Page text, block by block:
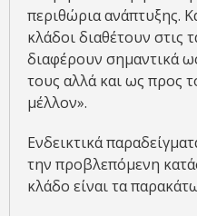
περιθώρια ανάπτυξης.
κλάδοι διαθέτουν στις
διαφέρουν σημαντικά
τους αλλά και ως προς
μέλλον».
Ενδεικτικά
την προβλεπόμενη
κλάδο είναι τα